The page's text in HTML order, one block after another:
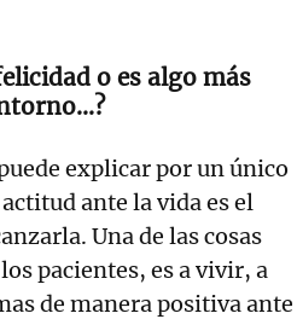
o es algo más
explicar por un único
ante la vida es el
Una de las cosas
pacientes, es a vivir, a
de manera positiva ante